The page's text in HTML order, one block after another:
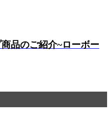
品のご紹介~ローボー